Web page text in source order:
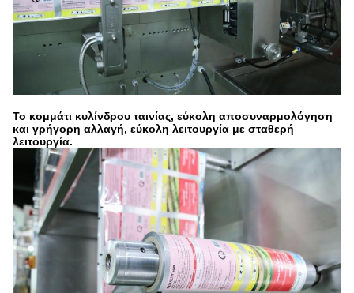
Το κομμάτι κυλίνδρου ταινίας, εύκολη αποσυναρμολόγηση
και γρήγορη αλλαγή, εύκολη λειτουργία με σταθερή
λειτουργία.